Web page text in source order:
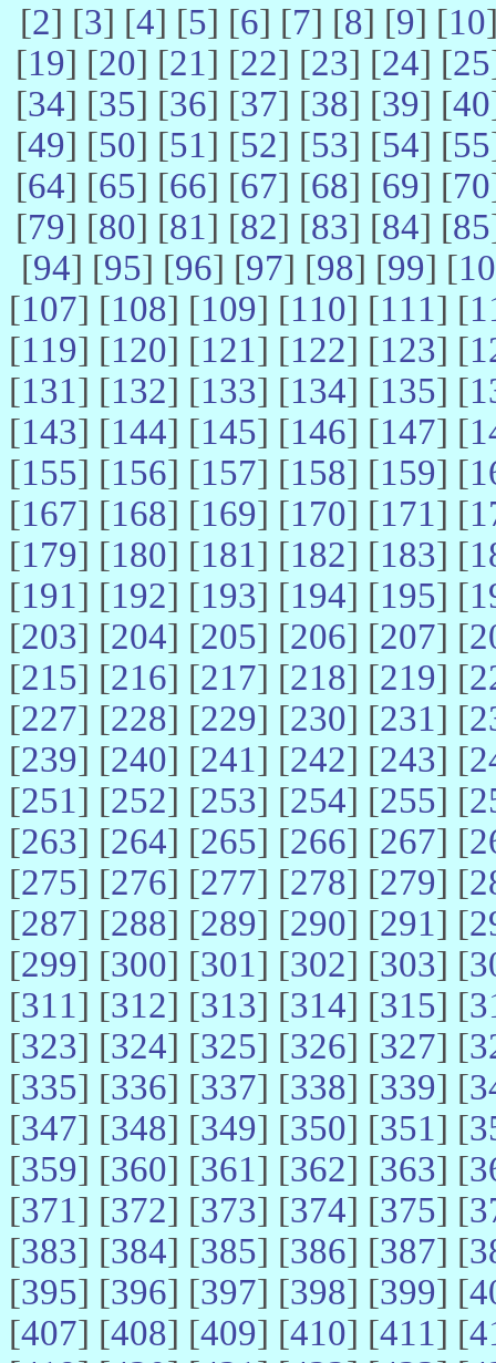
[2] [3] [4] [5] [6] [7] [8] [9] [10
[19] [20] [21] [22] [23] [24] [25
[34] [35] [36] [37] [38] [39] [40
[49] [50] [51] [52] [53] [54] [55
[64] [65] [66] [67] [68] [69] [70
[79] [80] [81] [82] [83] [84] [85
[94] [95] [96] [97] [98] [99] [
[107] [108] [109] [110] [111] [
[119] [120] [121] [122] [123] [
[131] [132] [133] [134] [135] [
[143] [144] [145] [146] [147] [
[155] [156] [157] [158] [159] [
[167] [168] [169] [170] [171] [
[179] [180] [181] [182] [183] [
[191] [192] [193] [194] [195] [
[203] [204] [205] [206] [207] [
[215] [216] [217] [218] [219] [
[227] [228] [229] [230] [231] [
[239] [240] [241] [242] [243] [
[251] [252] [253] [254] [255] [
[263] [264] [265] [266] [267] [
[275] [276] [277] [278] [279] [
[287] [288] [289] [290] [291] [
[299] [300] [301] [302] [303] [
[311] [312] [313] [314] [315] [
[323] [324] [325] [326] [327] [
[335] [336] [337] [338] [339] [
[347] [348] [349] [350] [351] [
[359] [360] [361] [362] [363] [
[371] [372] [373] [374] [375] [
[383] [384] [385] [386] [387] [
[395] [396] [397] [398] [399] [
[407] [408] [409] [410] [411] [